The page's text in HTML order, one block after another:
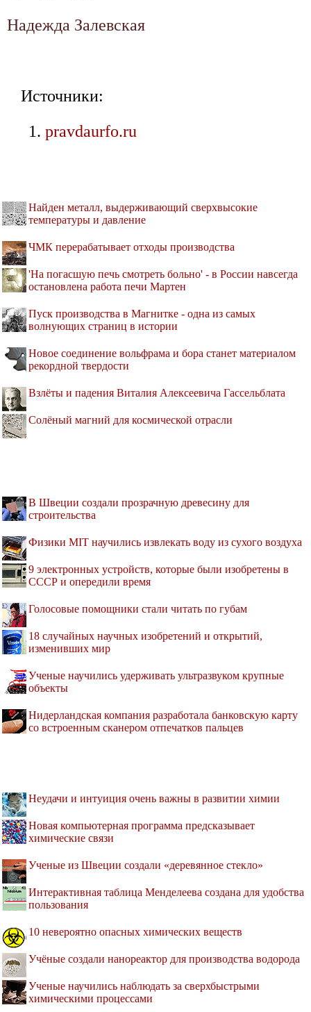
Надежда Залевская
Источники:
pravdaurfo.ru
Найден металл, выдерживающий сверхвысокие
температуры и давление
ЧМК перерабатывает отходы производства
'На погасшую печь смотреть больно' - в России навсегда
остановлена работа печи Мартен
Пуск производства в Магнитке - одна из самых
волнующих страниц в истории
Новое соединение вольфрама и бора станет материалом
рекордной твердости
Взлёты и падения Виталия Алексеевича Гассельблата
Солёный магний для космической отрасли
В Швеции создали прозрачную древесину для
строительства
Физики MIT научились извлекать воду из сухого воздуха
9 электронных устройств, которые были изобретены в
СССР и опередили время
Голосовые помощники стали читать по губам
18 случайных научных изобретений и открытий,
изменивших мир
Ученые научились удерживать ультразвуком крупные
объекты
Нидерландская компания разработала банковскую карту
со встроенным сканером отпечатков пальцев
Неудачи и интуиция очень важны в развитии химии
Новая компьютерная программа предсказывает
химические связи
Ученые из Швеции создали «деревянное стекло»
Интерактивная таблица Менделеева создана для удобства
пользования
10 невероятно опасных химических веществ
Учёные создали нанореактор для производства водорода
Ученые научились наблюдать за сверхбыстрыми
химическими процессами